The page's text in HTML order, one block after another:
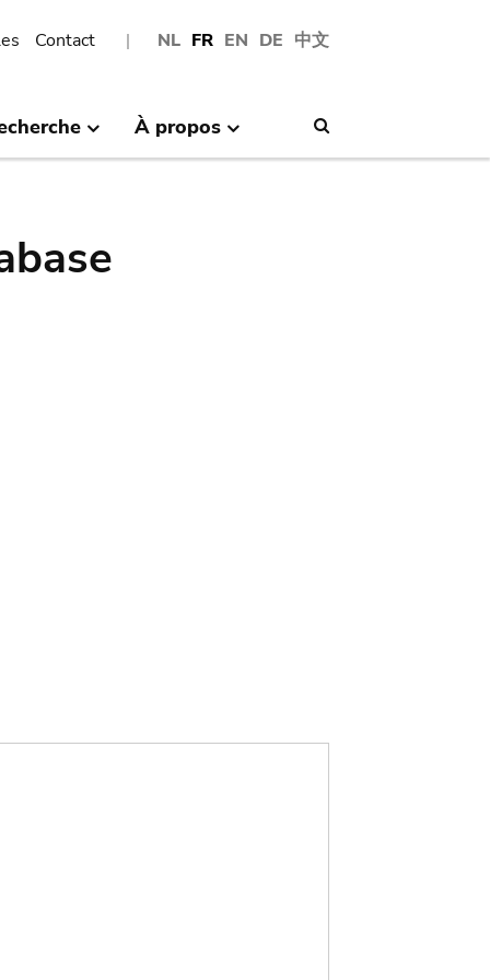
NL FR EN DE 中文
Contact
À propos